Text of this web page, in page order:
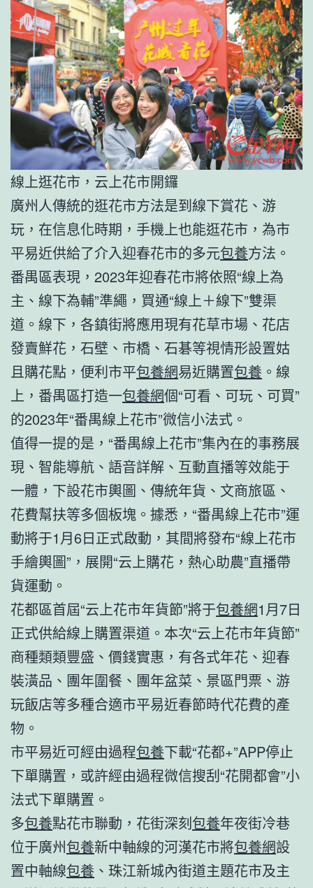
線上逛花市，云上花市開鑼
廣州人傳統的逛花市方法是到線下賞花、游
玩，在信息化時期，手機上也能逛花市，為市
平易近供給了介入迎春花市的多元包養方法。
番禺區表現，2023年迎春花市將依照“線上為
主、線下為輔”準繩，買通“線上＋線下”雙渠
道。線下，各鎮街將應用現有花草市場、花店
發賣鮮花，石壁、市橋、石碁等視情形設置姑
且購花點，便利市平包養網易近購置包養 。線
上，番禺區打造一包養網個“可看、可玩、可買”
的2023年“番禺線上花市”微信小法式。
值得一提的是，“番禺線上花市”集內在的事務展
現、智能導航、語音詳解、互動直播等效能于
一體，下設花市輿圖、傳統年貨、文商旅區、
花費幫扶等多個板塊。據悉，“番禺線上花市”運
動將于1月6日正式啟動，其間將發布“線上花市
手繪輿圖”，展開“云上購花，熱心助農”直播帶
貨運動。
花都區首屆“云上花市年貨節”將于包養網1月7日
正式供給線上購置渠道。本次“云上花市年貨節”
商種類類豐盛、價錢實惠，有各式年花、迎春
裝潢品、團年圍餐、團年盆菜、景區門票、游
玩飯店等多種合適市平易近春節時代花費的產
物。
市平易近可經由過程包養下載“花都+”APP停止
下單購置，或許經由過程微信搜刮“花開都會”小
法式下單購置。
多包養點花市聯動，花街深刻包養年夜街冷巷
位于廣州包養新中軸線的河漢花市將包養網設
置中軸線包養 、珠江新城內街道主題花市及主